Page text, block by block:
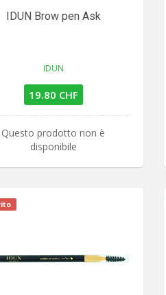
IDUN Brow pen Ask
IDUN
19.80 CHF
Questo prodotto non è
disponibile